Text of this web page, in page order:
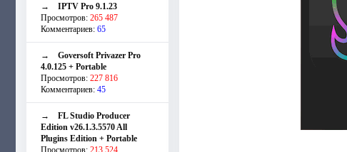
→ IPTV Pro 9.1.23
Просмотров: 265 487
Комментариев: 65
→ Goversoft Privazer Pro
4.0.125 + Portable
Просмотров: 227 816
Комментариев: 45
→ FL Studio Producer
Edition v26.1.3.5570 All
Plugins Edition + Portable
Просмотров: 213 524